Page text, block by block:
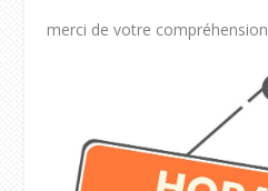
merci de votre compréhension